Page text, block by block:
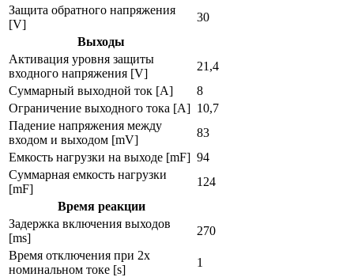
Защита обратного напряжения
[V]
30
Выходы
Активация уровня защиты
входного напряжения [V]
21,4
Суммарный выходной ток [A]
8
Ограничение выходного тока [A] 10,7
Падение напряжения между
входом и выходом [mV]
83
Емкость нагрузки на выходе [mF] 94
Суммарная емкость нагрузки
[mF]
124
Время реакции
Задержка включения выходов
[ms]
270
Время отключения при 2х
номинальном токе [s]
1